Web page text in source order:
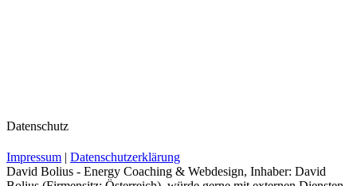
Datenschutz
Impressum | Datenschutzerklärung
David Bolius - Energy Coaching & Webdesign, Inhaber: David